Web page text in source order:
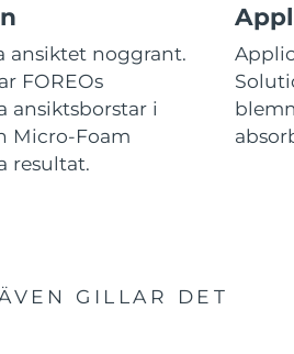
ansiktet noggrant.
FOREOs
ansiktsborstar i
Micro-Foam
resultat.
GILLAR DET